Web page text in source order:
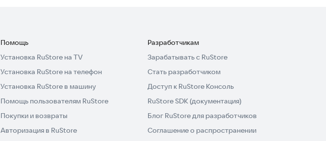
Помощь
Установка RuStore на TV
Установка RuStore на телефон
Установка RuStore в машину
Помощь пользователям RuStore
Покупки и возвраты
Авторизация в RuStore
Разработчикам
Зарабатывать с RuStore
Стать разработчиком
Доступ к RuStore Консоль
RuStore SDK (документация)
Блог RuStore для разработчиков
Соглашение о распространении